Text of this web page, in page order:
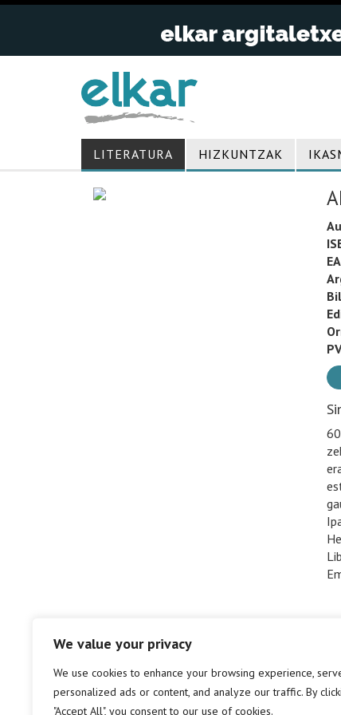
We value your privacy
We use cookies to enhance your browsing experience,
personalized ads or content, and analyze our traffic. By
"Accept All", you consent to our use of cookies.
LITERATURA HIZKUNTZAK